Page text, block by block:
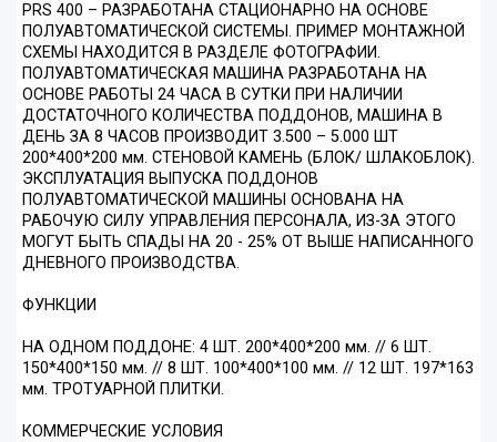
PRS 400 – РАЗРАБОТАНА СТАЦИОНАРНО НА ОСНОВЕ
ПОЛУАВТОМАТИЧЕСКОЙ СИСТЕМЫ. ПРИМЕР МОНТАЖНОЙ
СХЕМЫ НАХОДИТСЯ В РАЗДЕЛЕ ФОТОГРАФИИ.
ПОЛУАВТОМАТИЧЕСКАЯ МАШИНА РАЗРАБОТАНА НА
ОСНОВЕ РАБОТЫ 24 ЧАСА В СУТКИ ПРИ НАЛИЧИИ
ДОСТАТОЧНОГО КОЛИЧЕСТВА ПОДДОНОВ, МАШИНА В
ДЕНЬ ЗА 8 ЧАСОВ ПРОИЗВОДИТ 3.500 – 5.000 ШТ
200*400*200 мм. СТЕНОВОЙ КАМЕНЬ (БЛОК/ ШЛАКОБЛОК).
ЭКСПЛУАТАЦИЯ ВЫПУСКА ПОДДОНОВ
ПОЛУАВТОМАТИЧЕСКОЙ МАШИНЫ ОСНОВАНА НА
РАБОЧУЮ СИЛУ УПРАВЛЕНИЯ ПЕРСОНАЛА, ИЗ-ЗА ЭТОГО
МОГУТ БЫТЬ СПАДЫ НА 20 - 25% ОТ ВЫШЕ НАПИСАННОГО
ДНЕВНОГО ПРОИЗВОДСТВА.
ФУНКЦИИ
НА ОДНОМ ПОДДОНЕ: 4 ШТ. 200*400*200 мм. // 6 ШТ.
150*400*150 мм. // 8 ШТ. 100*400*100 мм. // 12 ШТ. 197*163
мм. ТРОТУАРНОЙ ПЛИТКИ.
КОММЕРЧЕСКИЕ УСЛОВИЯ